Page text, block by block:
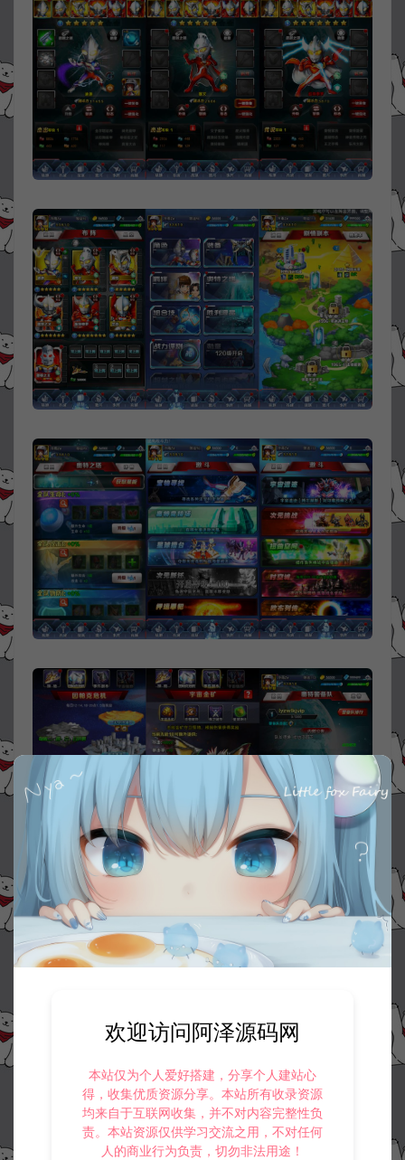
欢迎访问阿泽源码网
本站仅为个人爱好搭建，分享个人建站心
得，收集优质资源分享。本站所有收录资源
均来自于互联网收集，并不对内容完整性负
责。本站资源仅供学习交流之用，不对任何
人的商业行为负责，切勿非法用途！